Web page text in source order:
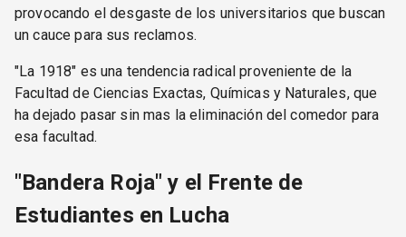
provocando el desgaste de los universitarios que buscan
un cauce para sus reclamos.
"La 1918" es una tendencia radical proveniente de la
Facultad de Ciencias Exactas, Químicas y Naturales, que
ha dejado pasar sin mas la eliminación del comedor para
esa facultad.
"Bandera Roja" y el Frente de
Estudiantes en Lucha